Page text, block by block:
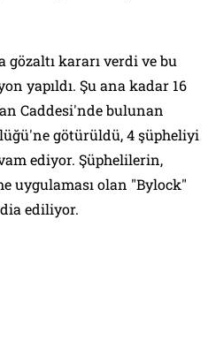
gözaltı kararı verdi ve bu
yapıldı. Şu ana kadar 16
Caddesi'nde bulunan
götürüldü, 4 şüpheliyi
ediyor. Şüphelilerin,
uygulaması olan "Bylock"
ediliyor.